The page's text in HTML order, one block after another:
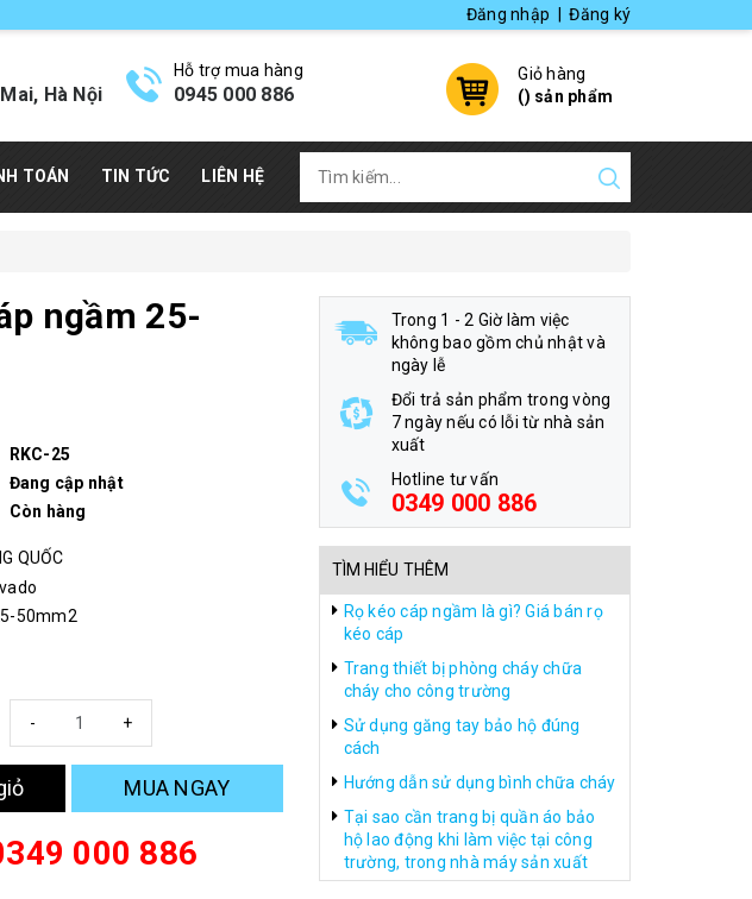
Đăng nhập Đăng ký
Hà Nội
Hỗ trợ mua hàng
0945 000 886
Giỏ hàng
() sản phẩm
TOÁN TIN TỨC LIÊN HỆ
ngầm 25-
RKC-25
Đang cập nhật
Còn hàng
QUỐC
50mm2
+
-
MUA NGAY
000 886
Trong 1 - 2 Giờ làm việc
không bao gồm chủ nhật và
ngày lễ
Đổi trả sản phẩm trong vòng
7 ngày nếu có lỗi từ nhà sản
xuất
Hotline tư vấn
0349 000 886
TÌM HIỂU THÊM
Rọ kéo cáp ngầm là gì? Giá bán rọ
kéo cáp
Trang thiết bị phòng cháy chữa
cháy cho công trường
Sử dụng găng tay bảo hộ đúng
cách
Hướng dẫn sử dụng bình chữa cháy
Tại sao cần trang bị quần áo bảo
hộ lao động khi làm việc tại công
trường, trong nhà máy sản xuất